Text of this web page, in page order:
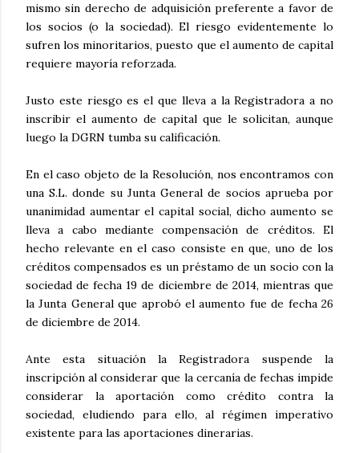
mismo sin derecho de adquisición preferente a favor de
los socios (o la sociedad). El riesgo evidentemente lo
sufren los minoritarios, puesto que el aumento de capital
requiere mayoría reforzada.
Justo este riesgo es el que lleva a la Registradora a no
inscribir el aumento de capital que le solicitan, aunque
luego la DGRN tumba su calificación.
En el caso objeto de la Resolución, nos encontramos con
una S.L. donde su Junta General de socios aprueba por
unanimidad aumentar el capital social, dicho aumento se
lleva a cabo mediante compensación de créditos. El
hecho relevante en el caso consiste en que, uno de los
créditos compensados es un préstamo de un socio con la
sociedad de fecha 19 de diciembre de 2014, mientras que
la Junta General que aprobó el aumento fue de fecha 26
de diciembre de 2014.
Ante esta situación la Registradora suspende la
inscripción al considerar que la cercanía de fechas impide
considerar la aportación como crédito contra la
sociedad, eludiendo para ello, al régimen imperativo
existente para las aportaciones dinerarias.